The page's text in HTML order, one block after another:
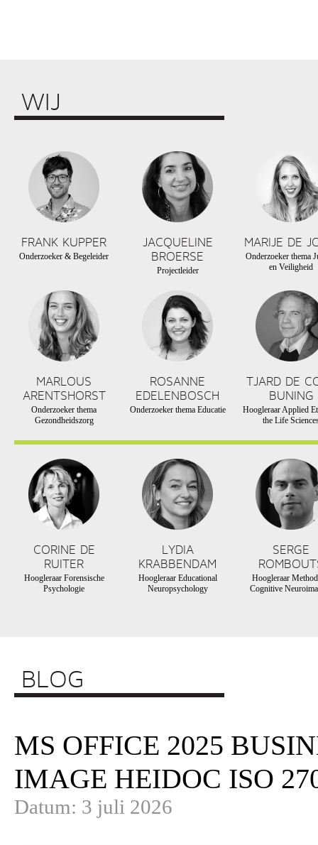
WIJ
FRANK KUPPER
Onderzoeker & Begeleider
JACQUELINE
BROERSE
Projectleider
MARIJE DE
Onderzoeker thema
en Veiligheid
MARLOUS
ARENTSHORST
Onderzoeker thema
Gezondheidszorg
ROSANNE
EDELENBOSCH
Onderzoeker thema Educatie
TJARD DE
BUNING
Hoogleraar Applied
the Life
CORINE DE
RUITER
Hoogleraar Forensische
Psychologie
LYDIA
KRABBENDAM
Hoogleraar Educational
Neuropsychology
SERGE
Hoogleraar
Cognitive
BLOG
MS OFFICE 2025
IMAGE HEIDOC ISO
Datum: 3 juli 2026